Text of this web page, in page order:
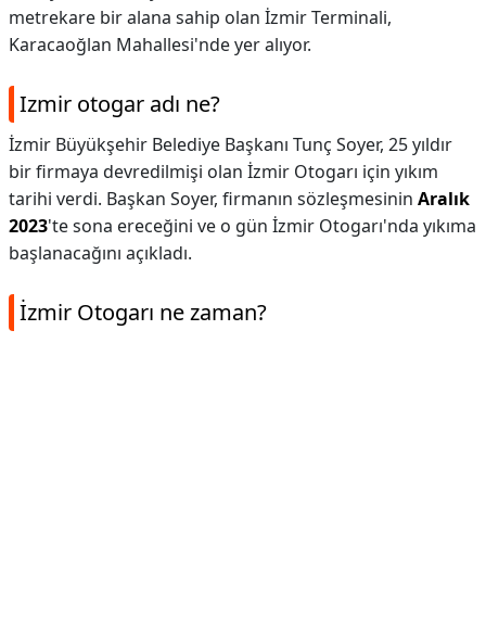
metrekare bir alana sahip olan İzmir Terminali,
Karacaoğlan Mahallesi'nde yer alıyor.
Izmir otogar adı ne?
İzmir Büyükşehir Belediye Başkanı Tunç Soyer, 25 yıldır
bir firmaya devredilmişi olan İzmir Otogarı için yıkım
tarihi verdi. Başkan Soyer, firmanın sözleşmesinin Aralık
2023'te sona ereceğini ve o gün İzmir Otogarı'nda yıkıma
başlanacağını açıkladı.
İzmir Otogarı ne zaman?